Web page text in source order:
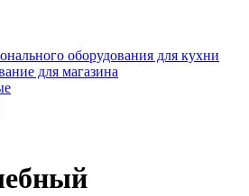
оборудования для кухни
для магазина